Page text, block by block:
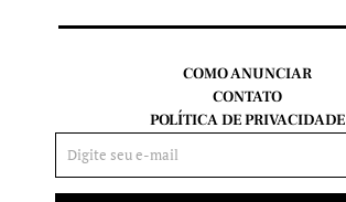
COMO ANUNCIAR
CONTATO
POLÍTICA DE PRIVACIDADE